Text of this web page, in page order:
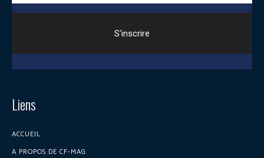
Liens
ACCUEIL
A PROPOS DE CF-MAG